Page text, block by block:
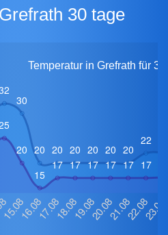
30 tage
Temperatur in Grefrath für